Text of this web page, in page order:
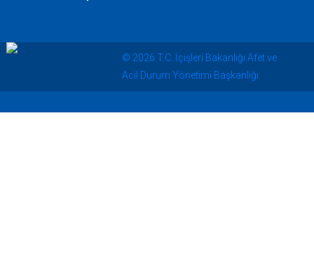
© 2026 T.C. İçişleri Bakanlığı Afet ve
Acil Durum Yönetimi Başkanlığı